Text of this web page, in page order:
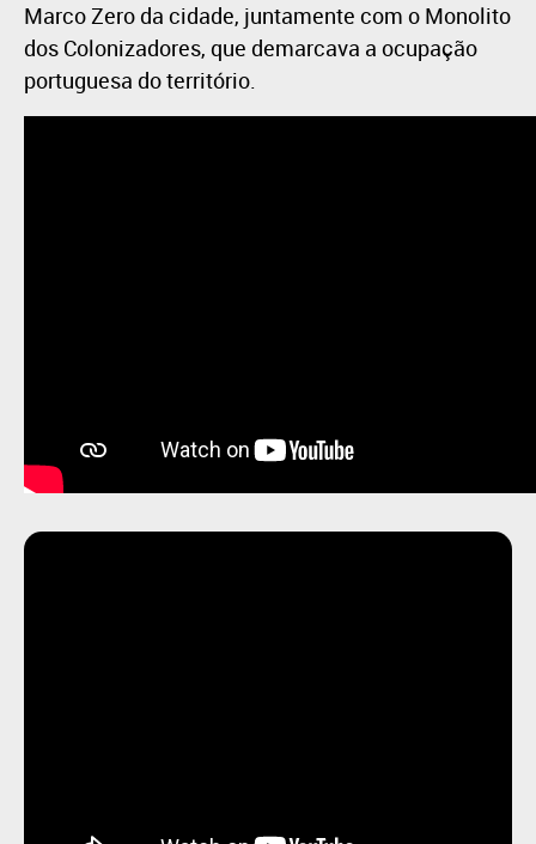
Marco Zero da cidade, juntamente com o Monolito
dos Colonizadores, que demarcava a ocupação
portuguesa do território.